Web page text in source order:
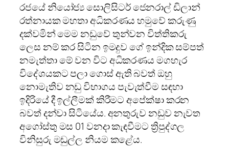
රජයේ නියෝජ්‍ය සොලිසිටර් ජෙනරාල් ඩිලාන්
රත්නායක මහතා අධිකරණය හමුවේ කරුණු
දක්වමින් මෙම නඩුවේ තුන්වන විත්තිකරු
ලෙස නම් කර සිටින ඉමදුව ගේ ඉන්දික සම්පත්
නමැත්තා මේ වන විට අධිකරණය මගහැර
විදේශයකට පලා ගොස් ඇති බවත් ඔහු
නොමැතිව නඩු විභාගය පැවැත්වීම සඳහා
ඉදිරියේ දී ඉල්ලීමක් කිරීමට අපේක්ෂා කරන
බවත් දන්වා සිටියේය. අනතුරුව නඩුව නැවත
අගෝස්තු මස 01 වනදා කැඳවීමට ත්‍රිපුද්ගල
විනිසුරු මඩුල්ල නියම කළේය.